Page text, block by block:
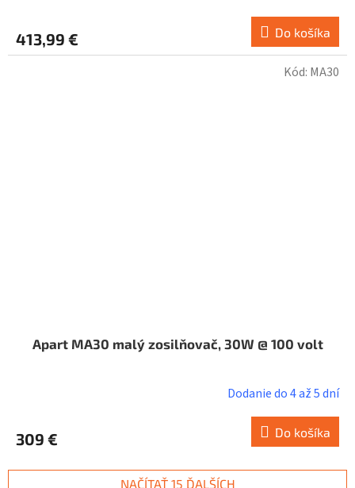
413,99 € Do košíka
Apart MA30 malý zosilňovač, 30W @ 100 volt
Dodanie do 4 až 5 dní
309 € Do košíka
Kód: MA30
NAČÍTAŤ 15 ĎALŠÍCH